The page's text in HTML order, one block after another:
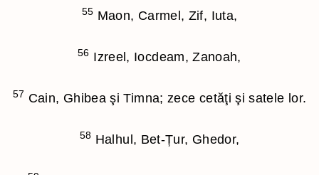
55 Maon, Carmel, Zif, Iuta,
56 Izreel, Iocdeam, Zanoah,
57 Cain, Ghibea şi Timna; zece cetăţi şi satele lor.
58 Halhul, Bet-Țur, Ghedor,